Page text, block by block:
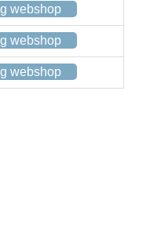
webshop
webshop
webshop